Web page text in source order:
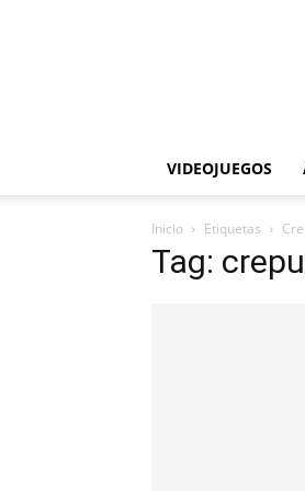
VIDEOJUEGOS
Inicio Etiquetas
Tag: